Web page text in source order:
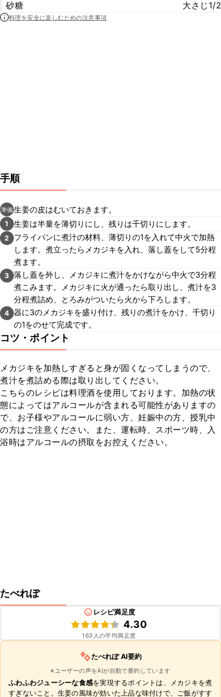
砂糖
大さじ1/2
料理を安全に楽しむための注意事項
手順
準備生姜の皮はむいておきます。
1 生姜は半量を薄切りにし、残りは千切りにします。
2
フライパンに煮汁の材料、薄切りの1を入れて中火で加熱
します。煮立ったらメカジキを入れ、落し蓋をして5分程
煮ます。
3 落し蓋を外し、メカジキに煮汁をかけながら中火で3分程
煮こみます。メカジキに火が通ったら取り出し、煮汁を3
分程煮詰め、とろみがついたら火から下ろします。
4 器に3のメカジキを盛り付け、残りの煮汁をかけ、千切り
の1をのせて完成です。
コツ・ポイント
メカジキを加熱しすぎると身が固くなってしまうので、
煮汁を煮詰める際は取り出してください。
こちらのレシピは料理酒を使用しております。加熱の状
態によってはアルコールが含まれる可能性がありますの
で、お子様やアルコールに弱い方、妊娠中の方、授乳中
の方はご注意ください。また、運転時、スポーツ時、入
浴時はアルコールの摂取をお控えください。
たべれぽ
レシピ満足度
4.30
163 人の平均満足度
たべれぽ AI要約
※ユーザーの声をAIが自動で要約しています
ふわふわジューシーな食感を実現するポイントは、メカジキを煮
すぎないこと。生姜の風味が効いた上品な味付けで、ご飯がすす